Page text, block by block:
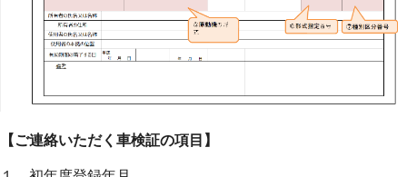
【ご連絡いただく車検証の項目】